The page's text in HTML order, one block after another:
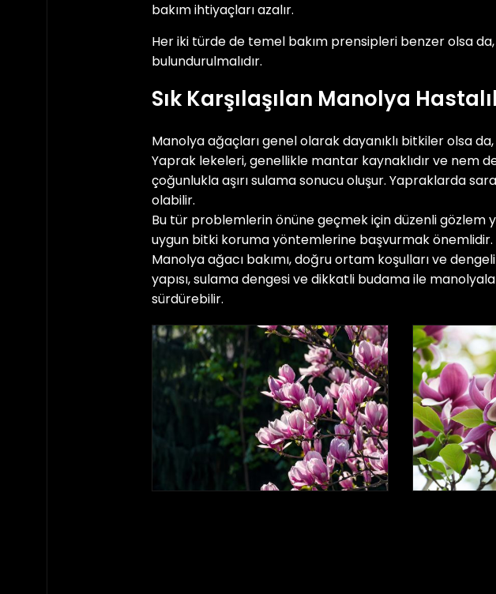
bakım ihtiyaçları azalır.
Her iki türde de temel bakım prensipleri benzer olsa
bulundurulmalıdır.
Sık Karşılaşılan Manolya
Manolya ağaçları genel olarak dayanıklı bitkiler olsa
Yaprak lekeleri, genellikle mantar kaynaklıdır ve nem
çoğunlukla aşırı sulama sonucu oluşur. Yapraklarda
olabilir.
Bu tür problemlerin önüne geçmek için düzenli
uygun bitki koruma yöntemlerine başvurmak önemlidir.
Manolya ağacı bakımı, doğru ortam koşulları ve
yapısı, sulama dengesi ve dikkatli budama ile
sürdürebilir.